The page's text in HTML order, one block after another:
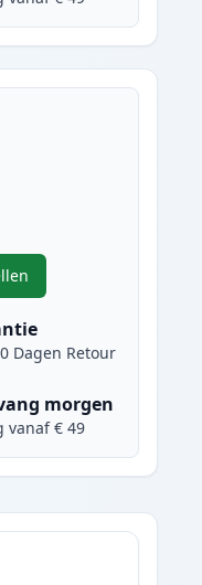
te passen
2 stuks Canon CLI-526Y
Dagen Retour
morgen
vanaf € 49